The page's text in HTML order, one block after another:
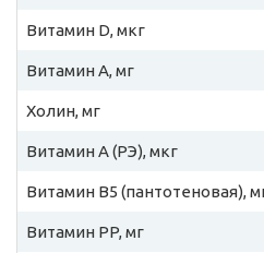
Витамин D, мкг
Витамин A, мг
Холин, мг
Витамин A (РЭ), мкг
Витамин B5 (пантотеновая),
Витамин PP, мг